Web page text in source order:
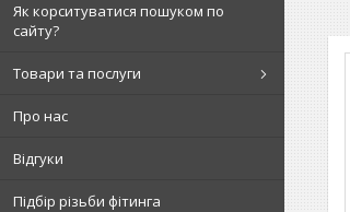
Як корситуватися пошуком по
сайту?
Товари та послуги
Про нас
Відгуки
Підбір різьби фітинга